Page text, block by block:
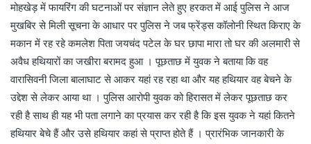
मोहखेड़ में फायरिंग की घटनाओं पर संज्ञान लेते हुए हरकत में आई पुलिस ने आज
मुखबिर से मिली सूचना के आधार पर पुलिस ने जब फ्रेंड्स कॉलोनी स्थित किराए के
मकान में रह रहे कमलेश पिता जयचंद पटेल के घर छापा मारा तो घर की अलमारी से
अवैध हथियारों का जखीरा बरामद हुआ । पूछताछ में युवक ने बताया कि वह
वारासिवनी जिला बालाघाट से आकर यहां रह रहा था और यह हथियार वह बेचने के
उद्देश से लेकर आया था । पुलिस आरोपी युवक को हिरासत में लेकर पूछताछ कर
रही है साथ ही यह भी पता लगाने का प्रयास कर रही है कि इस युवक ने यहां कितने
हथियार बेचे हैं और उसे हथियार कहां से प्राप्त होते हैं । प्रारंभिक जानकारी के